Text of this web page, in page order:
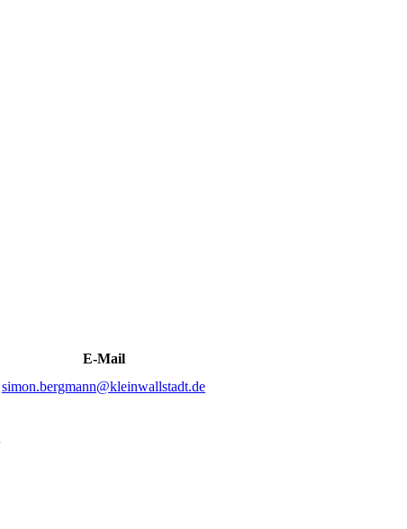
E-Mail
simon.bergmann@kleinwallstadt.de